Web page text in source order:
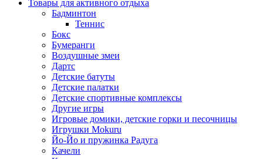
Товары для активного отдыха
Бадминтон
Теннис
Бокс
Бумеранги
Воздушные змеи
Дартс
Детские батуты
Детские палатки
Детские спортивные комплексы
Другие игры
Игровые домики, детские горки и песочницы
Игрушки Mokuru
Йо-Йо и пружинка Радуга
Качели